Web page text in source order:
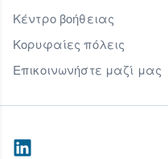
Κέντρο βοήθειας
Κορυφαίες πόλεις
Επικοινωνήστε μαζί μας